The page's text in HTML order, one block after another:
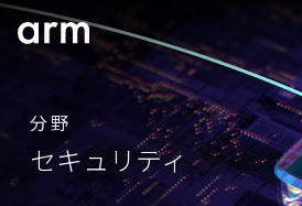
Skip to Main Content
Skip to Footer
サーチ
ARMのお問い
サポート
IP サポート
ARMアカウ
Armアカウント
製品
分野
セキュリティ